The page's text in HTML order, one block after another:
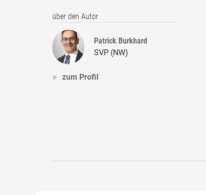
über den Autor
Patrick Burkhard
SVP (NW)
zum Profil